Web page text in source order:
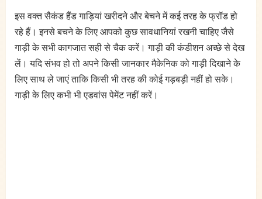
इस वक्त सैकंड हैंड गाड़ियां खरीदने और बेचने में कई तरह के फ्रॉड हो
रहे हैं। इनसे बचने के लिए आपको कुछ सावधानियां रखनी चाहिए जैसे
गाड़ी के सभी कागजात सही से चैक करें। गाड़ी की कंडीशन अच्छे से देख
लें। यदि संभव हो तो अपने किसी जानकार मैकेनिक को गाड़ी दिखाने के
लिए साथ ले जाएं ताकि किसी भी तरह की कोई गड़बड़ी नहीं हो सके।
गाड़ी के लिए कभी भी एडवांस पेमेंट नहीं करें।